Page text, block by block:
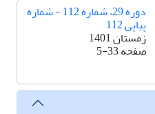
دوره 29، شماره 112 - شماره
پیاپی 112
زمستان 1401
صفحه5-33